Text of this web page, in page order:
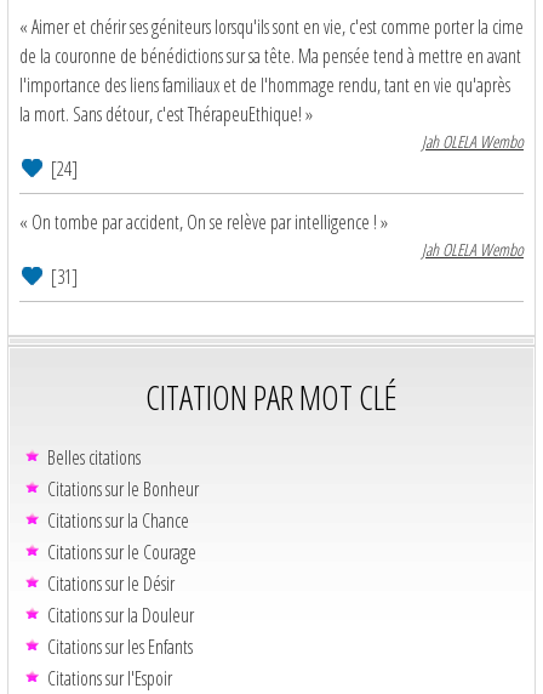
« Aimer et chérir ses géniteurs lorsqu'ils sont en vie, c'est comme porter la cime
de la couronne de bénédictions sur sa tête. Ma pensée tend à mettre en avant
l'importance des liens familiaux et de l'hommage rendu, tant en vie qu'après
la mort. Sans détour, c'est ThérapeuEthique! »
Jah OLELA Wembo
[24]
« On tombe par accident, On se relève par intelligence ! »
Jah OLELA Wembo
[31]
CITATION PAR MOT CLÉ
Belles citations
Citations sur le Bonheur
Citations sur la Chance
Citations sur le Courage
Citations sur le Désir
Citations sur la Douleur
Citations sur les Enfants
Citations sur l'Espoir